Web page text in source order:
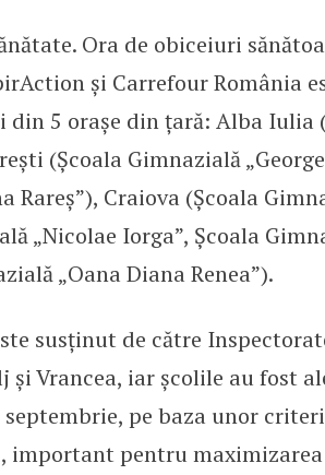
Asociația
Ora de obiceiuri
și Carrefour România
5 orașe din țară: Alba Iulia
(Școala Gimnazială
Rareș”), Craiova (Școala
„Nicolae Iorga”, Școala
„Oana Diana Renea”).
susținut de către
Vrancea, iar școlile au fost
pe baza unor
important pentru